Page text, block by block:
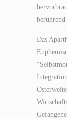
berührend
Das